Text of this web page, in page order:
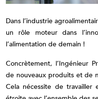
Dans l’industrie
un rôle moteur dans
l’alimentation de demain !
Concrètement, l’Ingénieur
de nouveaux produits et de
Cela nécessite de